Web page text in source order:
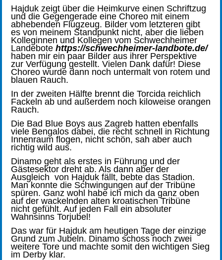
Hajduk zeigt über die Heimkurve einen Schriftzug
und die Gegengerade eine Choreo mit einem
abhebenden Flugzeug. Bilder vom letzteren gibt
es von meinem Standpunkt nicht, aber die lieben
Kolleginnen und Kollegen vom Schwechheimer
Landebotehttps://schwechheimer-landbote.de/
haben mir ein paar Bilder aus ihrer Perspektive
zur Verfügung gestellt. Vielen Dank dafür! Diese
Choreo wurde dann noch untermalt von rotem und
blauen Rauch.
In der zweiten Hälfte brennt die Torcida reichlich
Fackeln ab und außerdem noch kiloweise orangen
Rauch.
Die Bad Blue Boys aus Zagreb hatten ebenfalls
viele Bengalos dabei, die recht schnell in Richtung
Innenraum flogen, nicht schön, sah aber auch
richtig wild aus.
Dinamo geht als erstes in Führung und der
Gästesektor dreht ab. Als dann aber der
Ausgleich von Hajduk fällt, bebte das Stadion.
Man konnte die Schwingungen auf der Tribüne
spüren. Ganz wohl habe ich mich da ganz oben
auf der wackelnden alten kroatischen Tribüne
nicht gefühlt. Auf jeden Fall ein absoluter
Wahnsinns Torjubel!
Das war für Hajduk am heutigen Tage der einzige
Grund zum Jubeln. Dinamo schoss noch zwei
weitere Tore und machte somit den wichtigen Sieg
im Derby klar.